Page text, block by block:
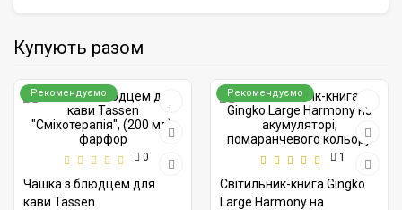
Купують разом
Рекомендуємо
0
Чашка з блюдцем для
кави Tassen
Рекомендуємо
1
Світильник-книга Gingko
Large Harmony на